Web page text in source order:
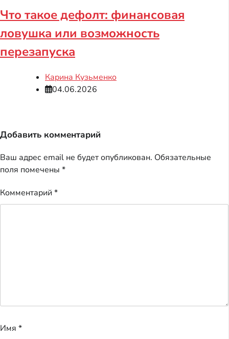
Что такое дефолт: финансовая
ловушка или возможность
перезапуска
Карина Кузьменко
04.06.2026
Добавить комментарий
Ваш адрес email не будет опубликован. Обязательные
поля помечены *
Комментарий *
Имя *